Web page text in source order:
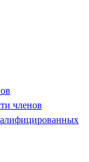
членов